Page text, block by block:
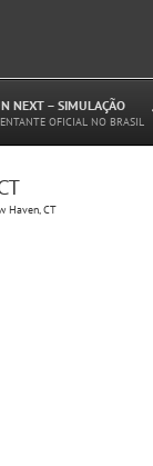
NEXT – SIMULAÇÃO
OFICIAL NO BRASIL
Haven, CT